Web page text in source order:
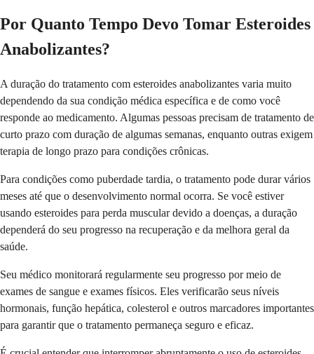
Por Quanto Tempo Devo Tomar Esteroides
Anabolizantes?
A duração do tratamento com esteroides anabolizantes varia muito
dependendo da sua condição médica específica e de como você
responde ao medicamento. Algumas pessoas precisam de tratamento de
curto prazo com duração de algumas semanas, enquanto outras exigem
terapia de longo prazo para condições crônicas.
Para condições como puberdade tardia, o tratamento pode durar vários
meses até que o desenvolvimento normal ocorra. Se você estiver
usando esteroides para perda muscular devido a doenças, a duração
dependerá do seu progresso na recuperação e da melhora geral da
saúde.
Seu médico monitorará regularmente seu progresso por meio de
exames de sangue e exames físicos. Eles verificarão seus níveis
hormonais, função hepática, colesterol e outros marcadores importantes
para garantir que o tratamento permaneça seguro e eficaz.